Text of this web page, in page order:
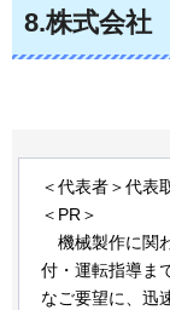
8.株式会社
＜代表者＞代表
＜PR＞
機械製作に関
付・運転指導ま
なご要望に、迅